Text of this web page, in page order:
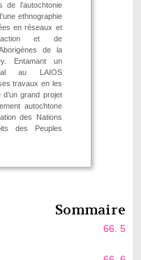
de l’autochtonie
ethnographie
en réseaux et
et de
de la
Entamant un
au LAIOS
travaux en les
grand projet
autochtone
des Nations
des Peuples
Sommaire
66. 5